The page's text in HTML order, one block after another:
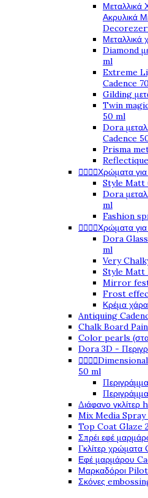
Ακρυλικά
Μεταλλικά
Diamond
ml
Extreme
Cadence
Gilding
Twin
50 ml
Dora
Cadence
Prisma
Χρώματα
Style Matt
Dora
ml
Fashion
Χρώματα
Dora
ml
Very
Style Matt
Mirror
Frost
Κρέμα
Antiquing
Chalk Board
Color pearls
Dora 3D -

50 ml
Διάφανο
Mix Media Spray
Top Coat Glaze
Σπρέι εφέ
Γκλίτερ
Εφέ μαρμάρου
Μαρκαδόροι
Σκόνες